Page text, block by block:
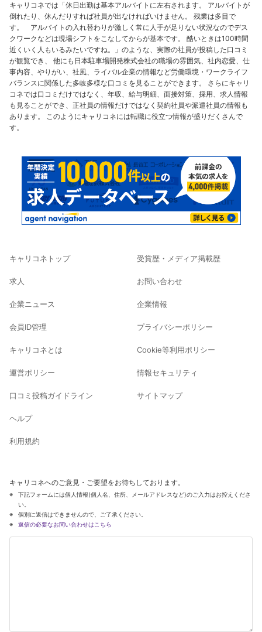
キャリコネでは「休日出勤は基本アルバイトに左右されます。 アルバイトが
倒れたり、休んだりすれば社員が出なければいけません。 残業は多目で
す。 アルバイトの入れ替わりが激しく常に人手が足りない状況なのでデス
クワークなどは現場シフトをこなしてからが基本です。 酷いときは100時間
近くいく人もいるみたいですね。」のような、実際の社員が投稿した口コミ
が観覧でき、 他にも日本駐車場開発株式会社の職場の雰囲気、社内恋愛、仕
事内容、やりがい、社風、ライバル企業の情報など労働環境・ワークライフ
バランスに関係した多岐多様な口コミを見ることができます。 さらにキャリ
コネでは口コミだけではなく、年収、給与明細、面接対策、採用、求人情報
も見ることができ、正社員の情報だけではなく契約社員や派遣社員の情報も
あります。 このようにキャリコネには転職に役立つ情報が盛りだくさんで
す。
キャリコネトップ
求人
企業ニュース
会員ID管理
キャリコネとは
運営ポリシー
口コミ投稿ガイドライン
ヘルプ
利用規約
受賞歴・メディア掲載歴
お問い合わせ
企業情報
プライバシーポリシー
Cookie等利用ポリシー
情報セキュリティ
サイトマップ
キャリコネへのご意見・ご要望をお待ちしております。
下記フォームには個人情報(個人名、住所、メールアドレスなど)のご入力はお控えくださ
い。
個別に返信はできませんので、ご了承ください。
返信の必要なお問い合わせはこちら